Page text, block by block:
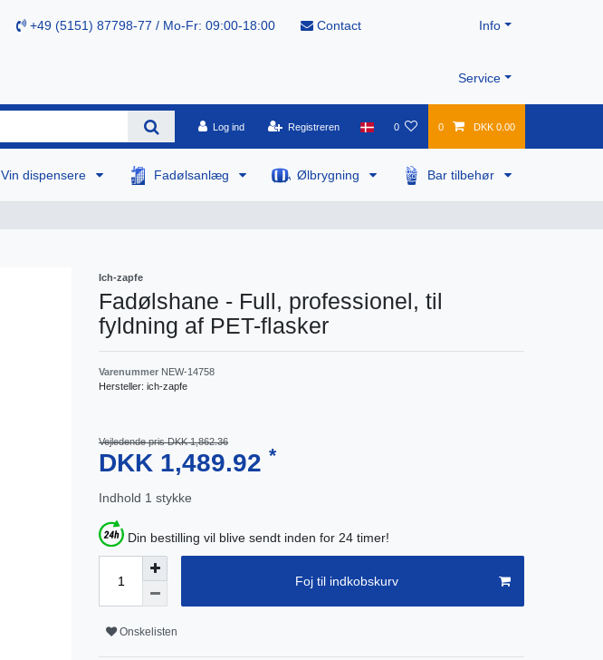
+49 (5151) 87798-77 / Mo-Fr: 09:00-18:00 Contact Info
Service
Log ind Registreren 0 0 DKK 0.00
Vin dispensere Fadølsanlæg Ølbrygning Bar tilbehør
Ich-zapfe
Fadølshane - Full, professionel, til
fyldning af PET-flasker
Varenummer NEW-14758
Hersteller: ich-zapfe
Vejledende pris DKK 1,862.36
DKK 1,489.92 *
Indhold 1 stykke
Din bestilling vil blive sendt inden for 24 timer!
Foj til indkobskurv
Onskelisten